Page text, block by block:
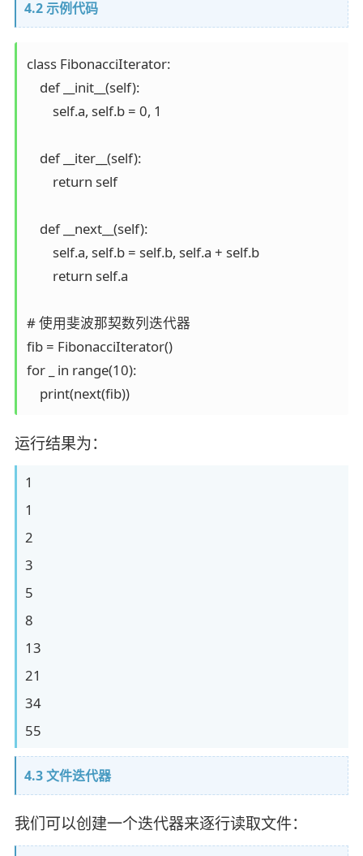
4.2 示例代码
class FibonacciIterator:
    def __init__(self):
        self.a, self.b = 0, 1
    def __iter__(self):
        return self
    def __next__(self):
        self.a, self.b = self.b, self.a + self.b
        return self.a
# 使用斐波那契数列迭代器
fib = FibonacciIterator()
for _ in range(10):
    print(next(fib))
运行结果为：
1
1
2
3
5
8
13
21
34
55
4.3 文件迭代器
我们可以创建一个迭代器来逐行读取文件：